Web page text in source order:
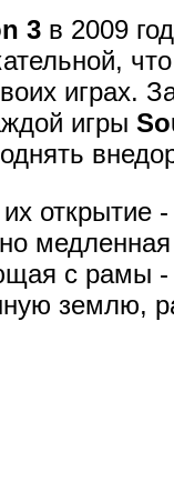
3 в 2009
играх.
игры
открытие
с рамы -
землю,